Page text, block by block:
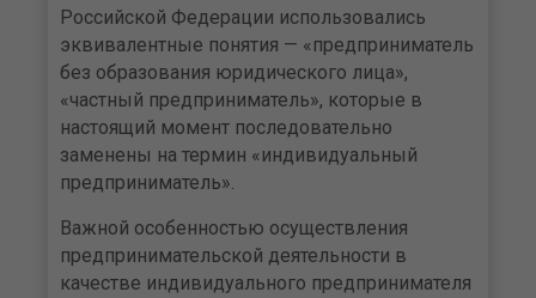
Российской Федерации использовались
эквивалентные понятия — «предприниматель
без образования юридического лица»,
«частный предприниматель», которые в
настоящий момент последовательно
заменены на термин «индивидуальный
предприниматель».
Важной особенностью осуществления
предпринимательской деятельности в
качестве индивидуального предпринимателя